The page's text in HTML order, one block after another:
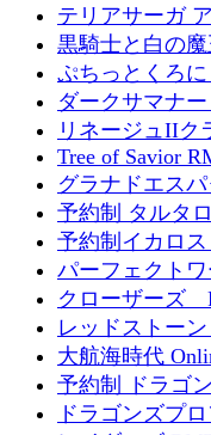
テリアサーガ
黒騎士と白の魔
ぷちっとくろ
ダークサマナ
リネージュIIク
Tree of Savior
グラナドエス
予約制 タルタ
予約制イカロ
パーフェクト
クローザーズ
レッドストー
大航海時代
予約制 ドラゴ
ドラゴンズプ